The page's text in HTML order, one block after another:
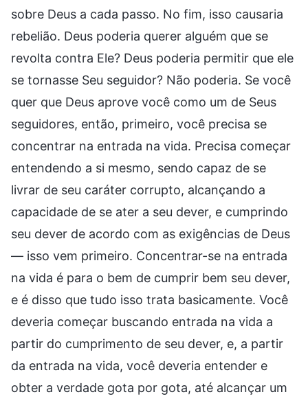
sobre Deus a cada passo. No fim, isso causaria
rebelião. Deus poderia querer alguém que se
revolta contra Ele? Deus poderia permitir que ele
se tornasse Seu seguidor? Não poderia. Se você
quer que Deus aprove você como um de Seus
seguidores, então, primeiro, você precisa se
concentrar na entrada na vida. Precisa começar
entendendo a si mesmo, sendo capaz de se
livrar de seu caráter corrupto, alcançando a
capacidade de se ater a seu dever, e cumprindo
seu dever de acordo com as exigências de Deus
— isso vem primeiro. Concentrar-se na entrada
na vida é para o bem de cumprir bem seu dever,
e é disso que tudo isso trata basicamente. Você
deveria começar buscando entrada na vida a
partir do cumprimento de seu dever, e, a partir
da entrada na vida, você deveria entender e
obter a verdade gota por gota, até alcançar um